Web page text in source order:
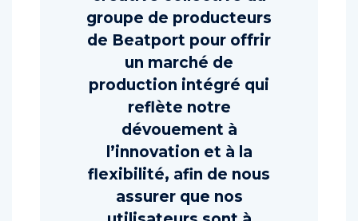
créative collective du
groupe de producteurs
de Beatport pour offrir
un marché de
production intégré qui
reflète notre
dévouement à
l’innovation et à la
flexibilité, afin de nous
assurer que nos